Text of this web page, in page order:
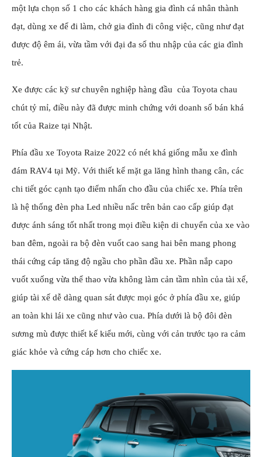
một lựa chọn số 1 cho các khách hàng gia đình cá nhân thành
đạt, dùng xe để đi làm, chở gia đình đi công việc, cũng như đạt
được độ êm ái, vừa tầm với đại đa số thu nhập của các gia đình
trẻ.
Xe được các kỹ sư chuyên nghiệp hàng đầu của Toyota chau
chút tỷ mỉ, điều này đã được minh chứng với doanh số bán khá
tốt của Raize tại Nhật.
Phía đầu xe Toyota Raize 2022 có nét khá giống mẫu xe đình
đám RAV4 tại Mỹ. Với thiết kế mặt ga lăng hình thang cân, các
chi tiết góc cạnh tạo điểm nhấn cho đầu của chiếc xe. Phía trên
là hệ thống đèn pha Led nhiều nấc trên bản cao cấp giúp đạt
được ánh sáng tốt nhất trong mọi điều kiện di chuyển của xe vào
ban đêm, ngoài ra bộ đèn vuốt cao sang hai bên mang phong
thái cứng cáp tăng độ ngầu cho phần đầu xe. Phần nắp capo
vuốt xuống vừa thể thao vừa không làm cản tầm nhìn của tài xế,
giúp tài xế dễ dàng quan sát được mọi góc ở phía đầu xe, giúp
an toàn khi lái xe cũng như vào cua. Phía dưới là bộ đôi đèn
sương mù được thiết kế kiểu mới, cùng với cản trước tạo ra cảm
giác khỏe và cứng cáp hơn cho chiếc xe.